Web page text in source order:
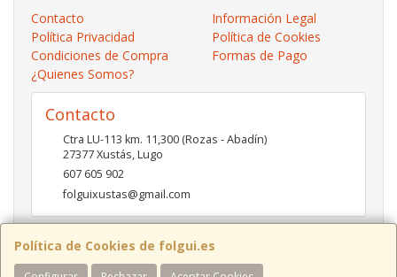
Política de Cookies de folgui.es
Contacto
Información Legal
Política Privacidad
Política de Cookies
Condiciones de Compra
Formas de Pago
¿Quienes Somos?
Contacto
Ctra LU-113 km. 11,300 (Rozas - Abadín)
27377Xustás,Lugo
607 605 902
folguixustas@gmail.com
Horario